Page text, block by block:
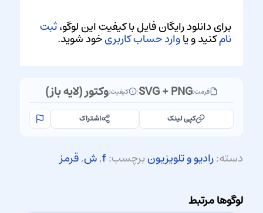
برای دانلود رایگان فایل با کیفیت این لوگو،ثبت
نامکنید و یاوارد حساب کاربریخود شوید.
فرمت:SVG + PNG
| کیفیت:وکتور (لایه باز)
کپی لینک اشتراک
دسته:رادیو و تلویزیونبرچسب:f
,ش,قرمز
لوگوها مرتبط